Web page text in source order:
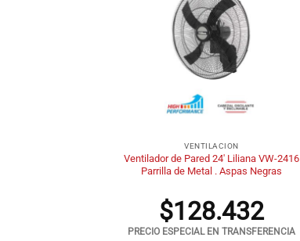
VENTILACION
Ventilador de Pared 24′ Liliana VW-2416
Parrilla de Metal . Aspas Negras
$128.432
PRECIO ESPECIAL EN TRANSFERENCIA